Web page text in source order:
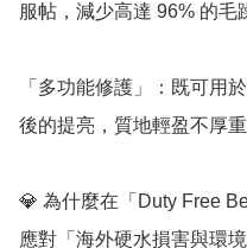
服帖，減少高達 96% 的毛
「多功能修護」：既可用
後的提亮，質地輕盈不厚
💎 為什麼在「Duty Free
應對「海外硬水損害與環